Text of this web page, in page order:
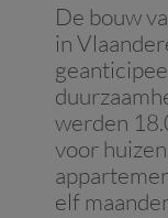
De bouw
in
werden
voor
elf